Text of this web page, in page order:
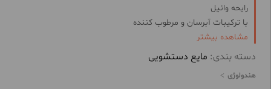
رایحه وانیل
با ترکیبات آبرسان و مرطوب کننده
2000 گرم
ساخت ایران
مشاهده بیشتر
دسته بندی: مایع دستشویی
هندولوژی